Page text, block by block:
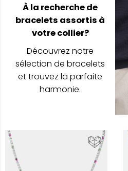
À la recherche de
bracelets assortis à
votre collier?
Découvrez notre
sélection de bracelets
et trouvez la parfaite
harmonie.